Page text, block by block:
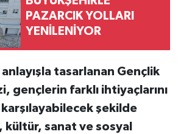
PAZARCIK YOLLARI
YENİLENİYOR
tasarlanan Gençlik
gençlerin farklı ihtiyaçlarını
şekilde
kültür, sanat ve sosyal